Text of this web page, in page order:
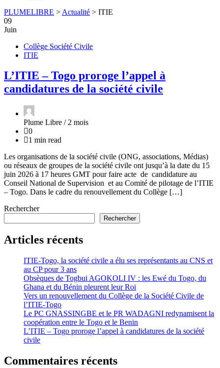
PLUMELIBRE > Actualité > ITIE
09
Juin
Collège Société Civile
ITIE
L’ITIE – Togo proroge l’appel à
candidatures de la société civile
Plume Libre / 2 mois
0
1 min read
Les organisations de la société civile (ONG, associations, Médias)
ou réseaux de groupes de la société civile ont jusqu’à la date du 15
juin 2026 à 17 heures GMT pour faire acte de candidature au
Conseil National de Supervision et au Comité de pilotage de l’ITIE
– Togo. Dans le cadre du renouvellement du Collège […]
Rechercher
Rechercher
Articles récents
ITIE-Togo, la société civile a élu ses représentants au CNS et
au CP pour 3 ans
Obsèques de Togbui AGOKOLI IV : les Ewé du Togo, du
Ghana et du Bénin pleurent leur Roi
Vers un renouvellement du Collège de la Société Civile de
l’ITIE-Togo
Le PC GNASSINGBE et le PR WADAGNI redynamisent la
coopération entre le Togo et le Benin
L’ITIE – Togo proroge l’appel à candidatures de la société
civile
Commentaires récents